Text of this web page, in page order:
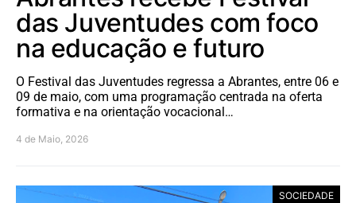
das Juventudes com foco
na educação e futuro
O Festival das Juventudes regressa a Abrantes, entre 06 e
09 de maio, com uma programação centrada na oferta
formativa e na orientação vocacional…
4 de Maio, 2026
SOCIEDADE